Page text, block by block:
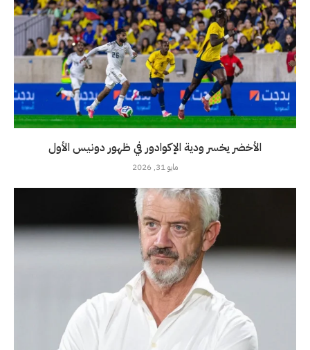
الأخضر يخسر ودية الإكوادور في ظهور دونيس الأول
مايو 31, 2026